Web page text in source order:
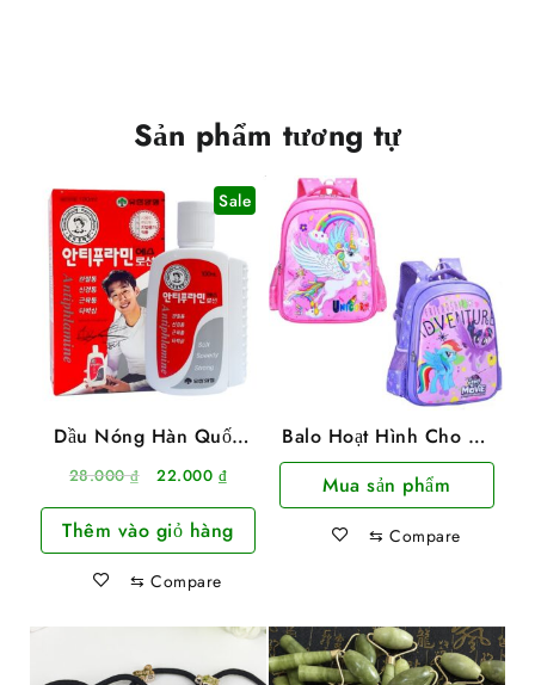
Sản phẩm tương tự
Sale
Dầu Nóng Hàn Quốc
Antiphlamine 100ml
28.000₫
Giá
gốc
là:
28.000 ₫.
22.000 ₫Giá
hiện
tại
là:
Thêm vào giỏ hàng
⇆ Compare
Balo Hoạt Hình Cho Bé
Thời Trang
38x26x14cm
Mua sản phẩm
⇆ Compare